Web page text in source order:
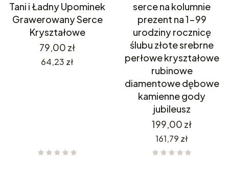
Tani i Ładny Upominek
Grawerowany Serce
Kryształowe
Cena
79,00 zł
Cena
64,23 zł
serce na kolumnie
prezent na 1-99
urodziny rocznicę
ślubu złote srebrne
perłowe kryształowe
rubinowe
diamentowe dębowe
kamienne gody
jubileusz
Cena
199,00 zł
Cena
161,79 zł